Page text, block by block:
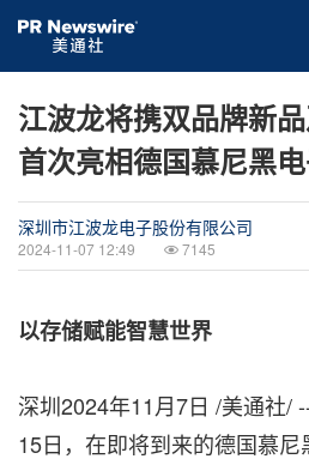
江波龙将携双品牌新
首次亮相德国慕尼黑
深圳市江波龙电子股份有限公司
2024-11-07 12:49 7145
以存储赋能智慧世界
深圳2024年11月7日 /美通社/
15日，在即将到来的德国慕